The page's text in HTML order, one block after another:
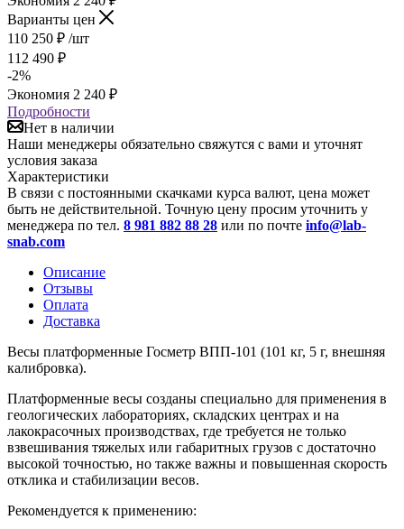
Варианты цен
110 250 ₽ /шт
112 490 ₽
-2%
Экономия 2 240 ₽
Подробности
Нет в наличии
Наши менеджеры обязательно свяжутся с вами и уточнят
условия заказа
Характеристики
В связи с постоянными скачками курса валют, цена может
быть не действительной. Точную цену просим уточнить у
менеджера по тел. 8 981 882 88 28 или по почте info@lab-
snab.com
Описание
Отзывы
Оплата
Доставка
Весы платформенные Госметр ВПП-101 (101 кг, 5 г, внешняя
калибровка).
Платформенные весы созданы специально для применения в
геологических лабораториях, складских центрах и на
лакокрасочных производствах, где требуется не только
взвешивания тяжелых или габаритных грузов с достаточно
высокой точностью, но также важны и повышенная скорость
отклика и стабилизации весов.
Рекомендуется к применению: